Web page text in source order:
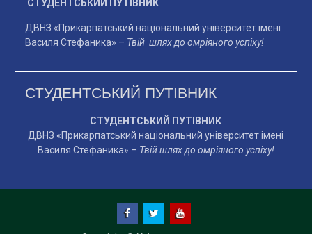
СТУДЕНТСЬКИЙ ПУТІВНИК
ДВНЗ «Прикарпатський національний університет імені
Василя Стефаника» – Твій шлях до омріяного успіху!
СТУДЕНТСЬКИЙ ПУТІВНИК
СТУДЕНТСЬКИЙ ПУТІВНИК
ДВНЗ «Прикарпатський національний університет імені
Василя Стефаника» – Твій шлях до омріяного успіху!